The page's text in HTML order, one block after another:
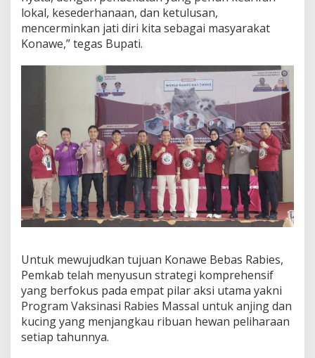
lokal, kesederhanaan, dan ketulusan,
mencerminkan jati diri kita sebagai masyarakat
Konawe,” tegas Bupati.
Untuk mewujudkan tujuan Konawe Bebas Rabies,
Pemkab telah menyusun strategi komprehensif
yang berfokus pada empat pilar aksi utama yakni
Program Vaksinasi Rabies Massal untuk anjing dan
kucing yang menjangkau ribuan hewan peliharaan
setiap tahunnya.